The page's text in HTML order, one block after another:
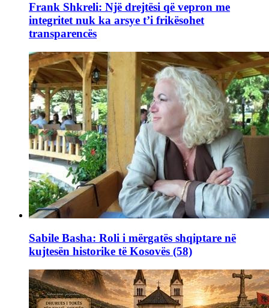
Frank Shkreli: Një drejtësi që vepron me
integritet nuk ka arsye t’i frikësohet
transparencës
Sabile Basha: Roli i mërgatës shqiptare në
kujtesën historike të Kosovës (58)